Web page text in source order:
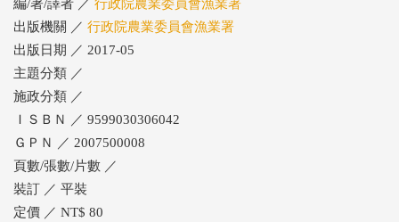
編/著/譯者 ／ 行政院農業委員會漁業署
出版機關 ／ 行政院農業委員會漁業署
出版日期 ／ 2017-05
主題分類 ／
施政分類 ／
ＩＳＢＮ ／ 9599030306042
ＧＰＮ ／ 2007500008
頁數/張數/片數 ／
裝訂 ／ 平裝
定價 ／ NT$ 80